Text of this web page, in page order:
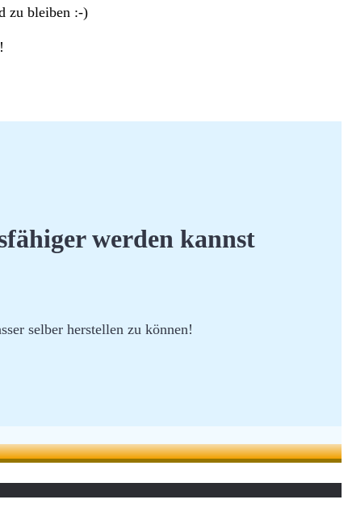
zu bleiben :-)
werden kannst
selber herstellen zu können!